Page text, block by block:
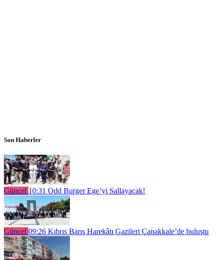
Son Haberler
Güncel 10:31 Odd Burger Ege’yi Sallayacak!
Güncel 09:26 Kıbrıs Barış Harekâtı Gazileri Çanakkale’de buluştu